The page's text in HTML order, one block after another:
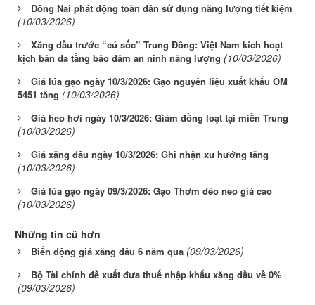
Đồng Nai phát động toàn dân sử dụng năng lượng tiết kiệm
(10/03/2026)
Xăng dầu trước “cú sốc” Trung Đông: Việt Nam kích hoạt
kịch bản đa tầng bảo đảm an ninh năng lượng (10/03/2026)
Giá lúa gạo ngày 10/3/2026: Gạo nguyên liệu xuất khẩu OM
5451 tăng (10/03/2026)
Giá heo hơi ngày 10/3/2026: Giảm đồng loạt tại miền Trung
(10/03/2026)
Giá xăng dầu ngày 10/3/2026: Ghi nhận xu hướng tăng
(10/03/2026)
Giá lúa gạo ngày 09/3/2026: Gạo Thơm dẻo neo giá cao
(10/03/2026)
Những tin cũ hơn
Biến động giá xăng dầu 6 năm qua (09/03/2026)
Bộ Tài chính đề xuất đưa thuế nhập khẩu xăng dầu về 0%
(09/03/2026)